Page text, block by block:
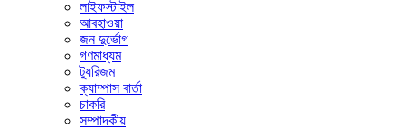
লাইফস্টাইল
আবহাওয়া
জন দুর্ভোগ
গণমাধ্যম
ট্যুরিজম
ক্যাম্পাস বার্তা
চাকরি
সম্পাদকীয়